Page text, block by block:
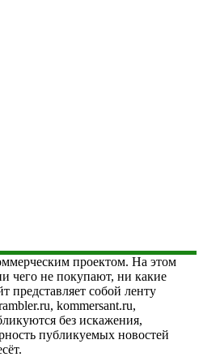
проектом. На этом
чего не покупают, ни какие
представляет собой ленту
kommersant.ru,
без искажения,
публикуемых новостей